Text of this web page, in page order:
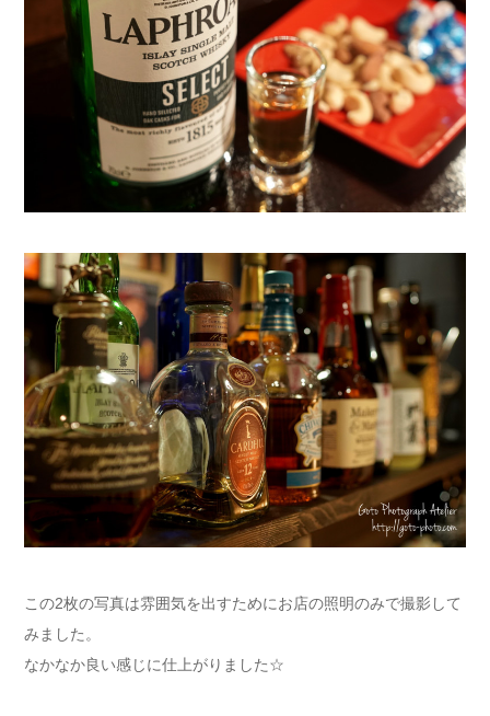
この2枚の写真は雰囲気を出すためにお店の照明のみで撮影して
みました。
なかなか良い感じに仕上がりました☆